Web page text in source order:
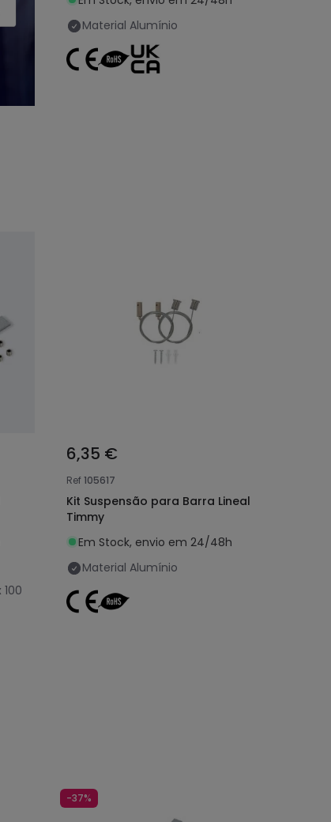
Material Alumínio
6,35 €
Ref105617
Kit Suspensão para Barra Lineal
Timmy
Em Stock, envio em 24/48h
Material Alumínio
-37%